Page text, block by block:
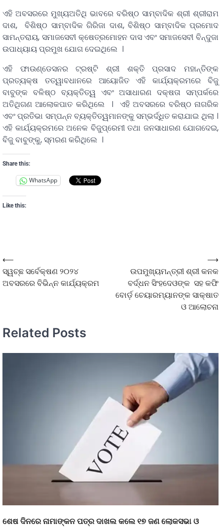
ଏହି ଅବସରରେ ମୁଖ୍ୟଅତିଥି ଭାବରେ ବରିଷ୍ଠ ସାମ୍ବାଦିକ ଶ୍ରୀ ଶ୍ରୀରାମ
ଦାଶ, ବିଶିଷ୍ଠ ସାମ୍ବାଦିକ ଗିରିଜା ଦାଶ, ବିଶିଷ୍ଠ ସାମ୍ବାଦିକ ପ୍ରମୋଦ
ସାମନ୍ତରାୟ, ସମାଜସେବୀ କ୍ଷେତ୍ରମୋହନ ଦାସ ଏବଂ ସମାଜସେବୀ ବିନ୍ଦୁଜା
ଉପାଧ୍ୟାୟ ପ୍ରମୁଖ ଯୋଗ ଦେଇଥିଲେ ।
ଏହି ଫାଉଣ୍ଡେସନର ଟ୍ରଷ୍ଟି ଶ୍ରୀ ଶକ୍ତି ପ୍ରସାଦ ମହାନ୍ତିଙ୍କ
ପ୍ରତ୍ୟକ୍ଷ ତତ୍ୱାବଧାନରେ ଆୟୋଜିତ ଏହି କାର୍ଯ୍ୟକ୍ରମରେ ବିଜୁ
ବାବୁଙ୍କ ବଳିଷ୍ଠ ବ୍ୟକ୍ତିତ୍ୱ ଏବଂ ଅସାଧାରଣ ଦକ୍ଷତା ସମ୍ପର୍କରେ
ଅତିଥିଗଣ ଆଲୋକପାତ କରିଥିଲେ । ଏହି ଅବସରରେ ବରିଷ୍ଠ ନାଗରିକ
ଏବଂ ପ୍ରତିଭା ସମ୍ପନ୍ନ ବ୍ୟକ୍ତିତ୍ୱମାନଙ୍କୁ ସମ୍ଭର୍ଦ୍ଧିତ କରାଯାଇ ଥିଲା ।
ଏହି କାର୍ଯ୍ୟକ୍ରମରେ ଅନେକ ବିଜୁପ୍ରେମୀ ତଥା ଜନସାଧାରଣ ଯୋଗଦେଇ,
ବିଜୁ ବାବୁଙ୍କୁ, ସ୍ମରଣ କରିଥିଲେ ।
Share this:
WhatsApp
Like this:
⟵
ସ୍ୱଚ୍ଛ ସର୍ବେକ୍ଷଣ ୨୦୨୪
ଅବସରରେ ବିଭିନ୍ନ କାର୍ଯ୍ୟକ୍ରମ
ଉପମୁଖ୍ୟମନ୍ତ୍ରୀ ଶ୍ରୀ କନକ
ବର୍ଦ୍ଧନ ସିଂହଦେଓଙ୍କ ସହ କଫି
ବୋର୍ଡ଼ ଚେୟାରମ୍ୟାନଙ୍କ ସାକ୍ଷାତ
ଓ ଆଲୋଚନା
⟶
Related Posts
ଶେଷ ଦିନରେ ନାମାଙ୍କନ ପତ୍ର ଦାଖଲ କଲେ ୧୭ ଜଣ ଲୋକସଭା ଓ